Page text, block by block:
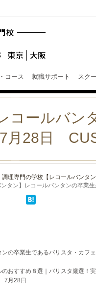
コース 就職サポート スク
レコールバ
月28日
調理専門の学校【レコールバンタ
ンタン】レコールバンタンの卒業
ンの卒業生であるバリスタ・カフ
のおすすめ８選｜バリスタ厳選！
7月28日